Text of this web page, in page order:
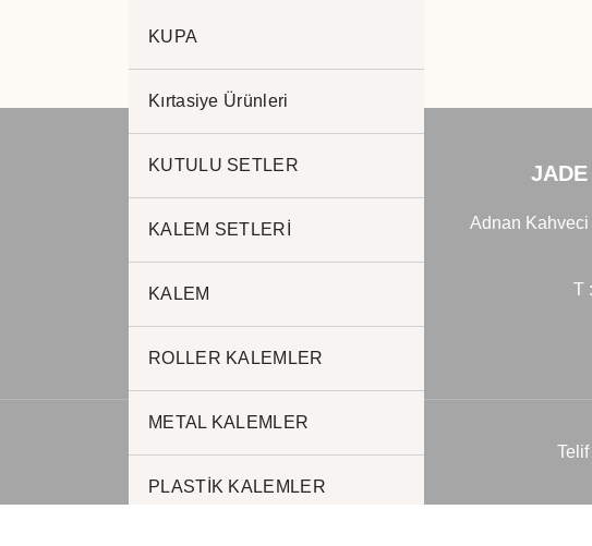
KUPA
Kırtasiye Ürünleri
KUTULU SETLER
KALEM SETLERİ
KALEM
ROLLER KALEMLER
METAL KALEMLER
PLASTİK KALEMLER
JADE PROMOSYON
Reklam ve Matbaa
www.kurumsalhediyelik.com.tr
Adnan Kahveci
T